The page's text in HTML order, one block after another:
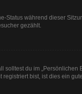
während dieser
gezählt.
du im
bist, ist dies ein